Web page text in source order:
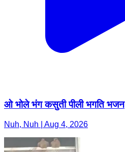
ओ भोले भंग कसुती पीली भगति भजन
Nuh, Nuh | Aug 4, 2026